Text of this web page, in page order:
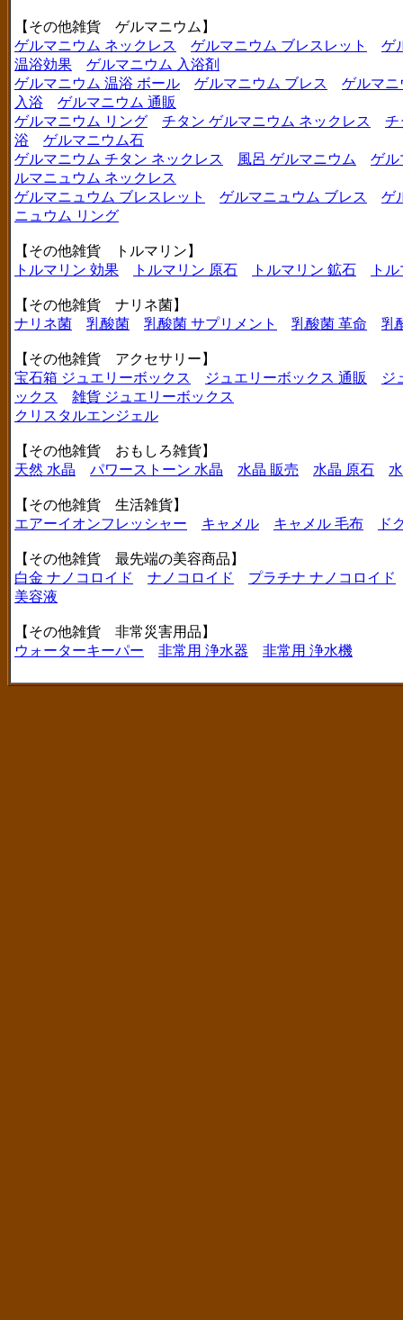
【その他雑貨 ゲルマニウム】
ゲルマニウム ネックレス
ゲルマニウム ブレスレット
ゲ
温浴効果
ゲルマニウム 入浴剤
ゲルマニウム 温浴 ボール
ゲルマニウム ブレス
ゲルマニ
入浴
ゲルマニウム 通販
ゲルマニウム リング
チタン ゲルマニウム ネックレス
チ
浴
ゲルマニウム石
ゲルマニウム チタン ネックレス
風呂 ゲルマニウム
ゲル
ルマニュウム ネックレス
ゲルマニュウム ブレスレット
ゲルマニュウム ブレス
ゲ
ニュウム リング
【その他雑貨 トルマリン】
トルマリン 効果
トルマリン 原石 トルマリン 鉱石 ト
【その他雑貨 ナリネ菌】
ナリネ菌
乳酸菌 乳酸菌 サプリメント 乳酸菌 革命 乳
【その他雑貨 アクセサリー】
宝石箱 ジュエリーボックス
ジュエリーボックス 通販
ジ
ックス
雑貨 ジュエリーボックス
クリスタルエンジェル
【その他雑貨 おもしろ雑貨】
天然 水晶
パワーストーン 水晶 水晶 販売 水晶 原石
【その他雑貨 生活雑貨】
エアーイオンフレッシャー
キャメル キャメル 毛布 ド
【その他雑貨 最先端の美容商品】
白金 ナノコロイド
ナノコロイド
プラチナ ナノコロイド
美容液
【その他雑貨 非常災害用品】
ウォーターキーパー
非常用 浄水器 非常用 浄水機